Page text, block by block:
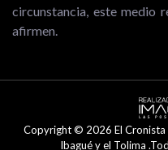
circunstancia, este medio
afirmen.
Copyright © 2026 El Cronista
Ibagué y el Tolima